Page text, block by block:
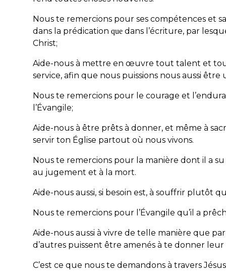
Nous te remercions pour ses compétences et
dans la prédication que dans l’écriture, par
Christ;
Aide-nous à mettre en œuvre tout talent et
service, afin que nous puissions nous aussi
Nous te remercions pour le courage et
l’Évangile;
Aide-nous à être prêts à donner, et même à
servir ton Église partout où nous vivons.
Nous te remercions pour la manière dont il a
au jugement et à la mort.
Aide-nous aussi, si besoin est, à souffrir plutôt
Nous te remercions pour l’Évangile qu’il a
Aide-nous aussi à vivre de telle manière que
d’autres puissent être amenés à te donner
C’est ce que nous te demandons à travers